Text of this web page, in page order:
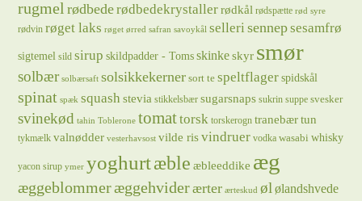
rugmel rødbederødbedekrystallerrødkål rødspætte rød syre
rødvin røget laks røget ørred safran savoykål sellerisennepsesamfrø
sigtemel sild sirup skildpadder - Toms skinke skyr smør
solbær solbærsaft solsikkekerner sort te speltflager spidskål
spinat spæk squash stevia stikkelsbær sugarsnaps sukrin suppe svesker
svinekød tahin Toblerone tomattorsk torskerogn tranebærtun
tykmælk valnødder vesterhavsost vilde ris vindruer vodka wasabi whisky
yacon sirup ymer yoghurtæble æbleeddike æg
æggeblommeræggehviderærter ærteskud øl ølandshvede